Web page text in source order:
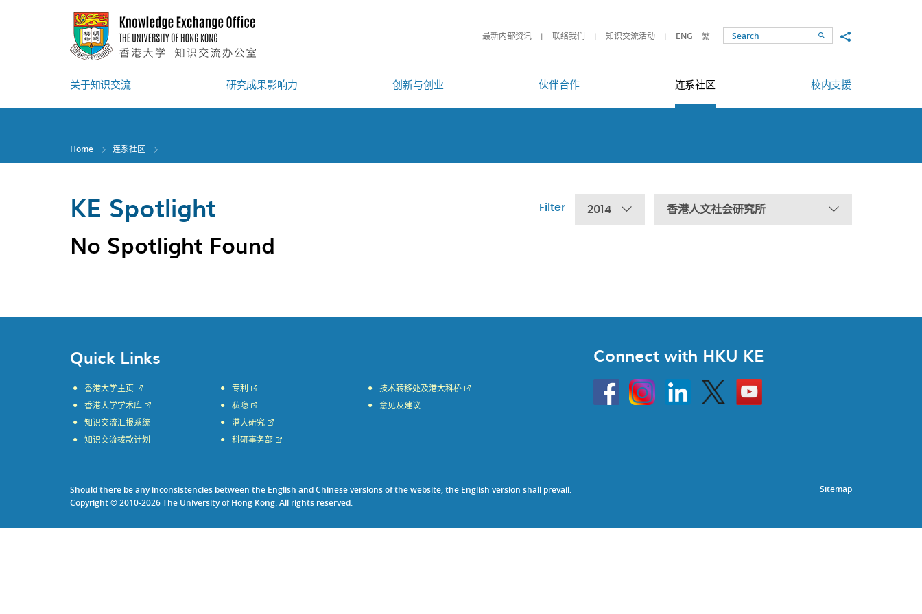
最新内部资讯 联络我们 知识交流活动 ENG 繁 SearchShare to
关于知识交流 研究成果影响力 创新与创业 伙伴合作 连系社区 校内支援
Home 连系社区
KE Spotlight Filter 2014 香港人文社会研究所
No Spotlight Found
Quick Links
香港大学主页
香港大学学术库
知识交流汇报系统
知识交流拨款计划
专利
私隐
港大研究
科研事务部
技术转移处及港大科桥
意见及建议
Connect with HKU KE
HKU
InstagramLinkedin Twitter
Go
to
HKU
Sitemap
Should there be any inconsistencies between the English and Chinese versions of the website, the English version shall prevail.
Copyright © 2010-2026 The University of Hong Kong. All rights reserved.